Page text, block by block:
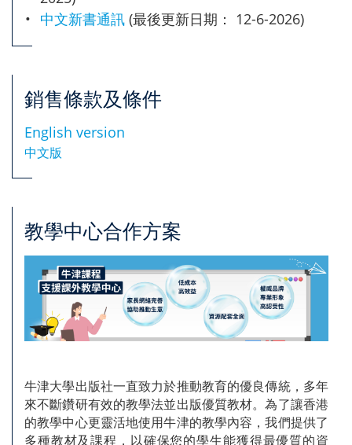
• 中文新書通訊 (最後更新日期： 12-6-2026)
銷售條款及條件
English version
中文版
教學中心合作方案
牛津大學出版社一直致力於推動教育的優良傳統，多年
來不斷鑽研有效的教學法並出版優質教材。為了讓香港
的教學中心更靈活地使用牛津的教學內容，我們提供了
多種教材及課程，以確保您的學生能獲得最優質的資